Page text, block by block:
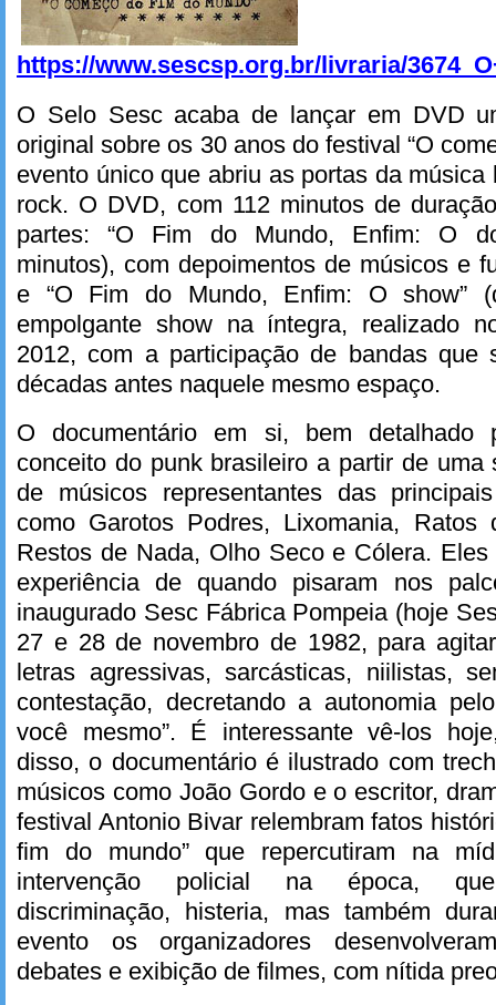
https://www.sescsp.org.br/livraria/
O Selo Sesc acaba de lançar em DVD
original sobre os 30 anos do festival “O
evento único que abriu as portas da
rock. O DVD, com 112 minutos de
partes: “O Fim do Mundo, Enfim: O
minutos), com depoimentos de músicos e
e “O Fim do Mundo, Enfim: O show”
empolgante show na íntegra, realizado
2012, com a participação de bandas que
décadas antes naquele mesmo espaço.
O documentário em si, bem detalhado
conceito do punk brasileiro a partir de uma
de músicos representantes das
como Garotos Podres, Lixomania, Ratos
Restos de Nada, Olho Seco e Cólera.
experiência de quando pisaram nos
inaugurado Sesc Fábrica Pompeia (hoje
27 e 28 de novembro de 1982, para
letras agressivas, sarcásticas, niilistas,
contestação, decretando a autonomia
você mesmo”. É interessante vê-los
disso, o documentário é ilustrado com
músicos como João Gordo e o escritor,
festival Antonio Bivar relembram fatos
fim do mundo” que repercutiram na
intervenção policial na época,
discriminação, histeria, mas também
evento os organizadores
debates e exibição de filmes, com nítida